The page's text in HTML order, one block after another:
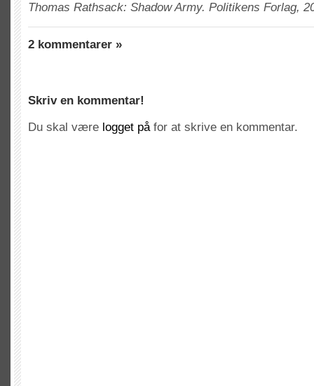
Thomas Rathsack: Shadow Army. Politikens Forlag,
2 kommentarer »
Skriv en kommentar!
Du skal være logget påfor at skrive en kommentar.